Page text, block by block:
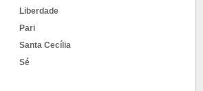
Liberdade
Pari
Santa Cecília
Sé